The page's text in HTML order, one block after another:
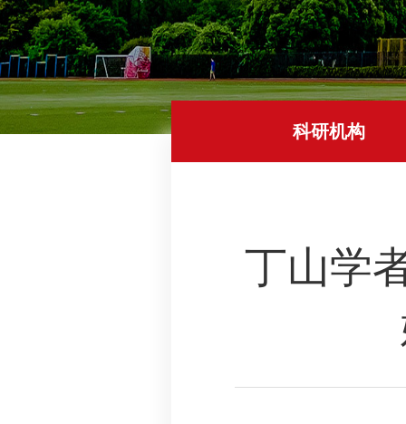
科研机构
丁山学